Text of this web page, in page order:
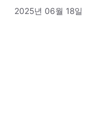
2025년 06월 18일